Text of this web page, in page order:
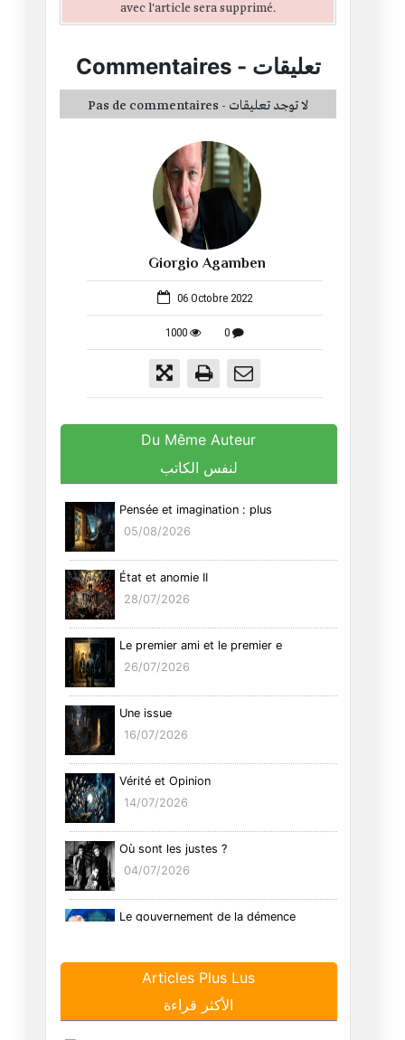
Giorgio Agamben
06 Octobre 2022
1000 0
Du Même Auteur
لنفس الكاتب
Pensée et imagination : plus
05/08/2026
État et anomie II
28/07/2026
Le premier ami et le premier e
26/07/2026
Une issue
16/07/2026
Vérité et Opinion
14/07/2026
Où sont les justes ?
04/07/2026
Le gouvernement de la démence
La grammaire de l'Occident
22/04/2026
Articles Plus Lus
الأكثر قراءة
avec l'article sera supprimé.
Commentaires- تعليقات
Pas de commentaires - لا توجد تعليقات